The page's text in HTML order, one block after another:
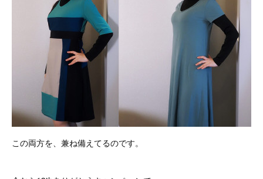
この両方を、兼ね備えてるのです。